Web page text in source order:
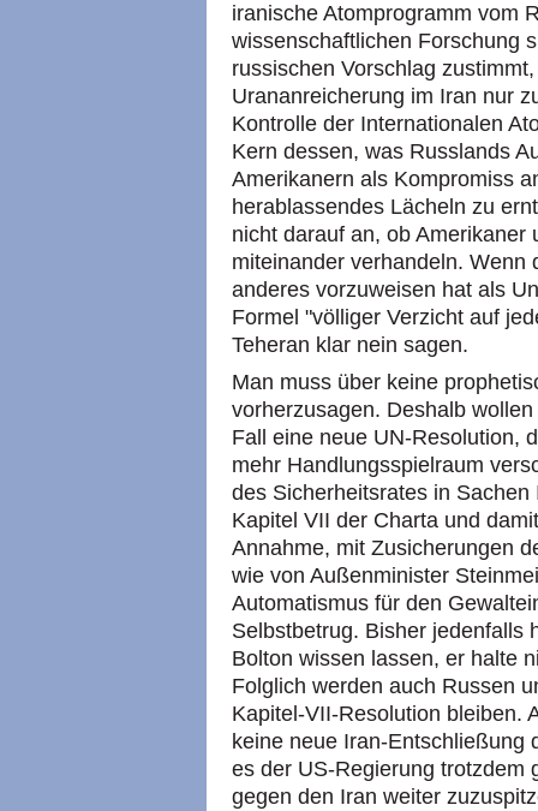
iranische Atomprogramm vom
wissenschaftlichen Forschung
russischen Vorschlag
Urananreicherung im Iran nur
Kontrolle der Internationalen
Kern dessen, was Russlands
Amerikanern als Kompromiss
herablassendes Lächeln zu
nicht darauf an, ob Amerikaner
miteinander verhandeln. Wenn
anderes vorzuweisen hat als
Formel "völliger Verzicht auf
Teheran klar nein sagen.
Man muss über keine
vorherzusagen. Deshalb
Fall eine neue UN-Resolution,
mehr Handlungsspielraum
des Sicherheitsrates in
Kapitel VII der Charta und
Annahme, mit Zusicherungen
wie von Außenminister
Automatismus für den
Selbstbetrug. Bisher jedenfalls
Bolton wissen lassen, er halte
Folglich werden auch Russen
Kapitel-VII-Resolution bleiben.
keine neue Iran-Entschließung
es der US-Regierung trotzdem
gegen den Iran weiter